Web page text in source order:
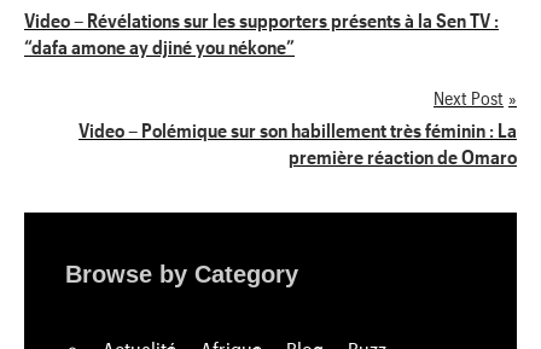
Navigation
de
Video – Révélations sur les supporters présents à la Sen TV :
“dafa amone ay djiné you nékone”
Next Post
Video – Polémique sur son habillement très féminin : La
première réaction de Omaro
Browse by Category